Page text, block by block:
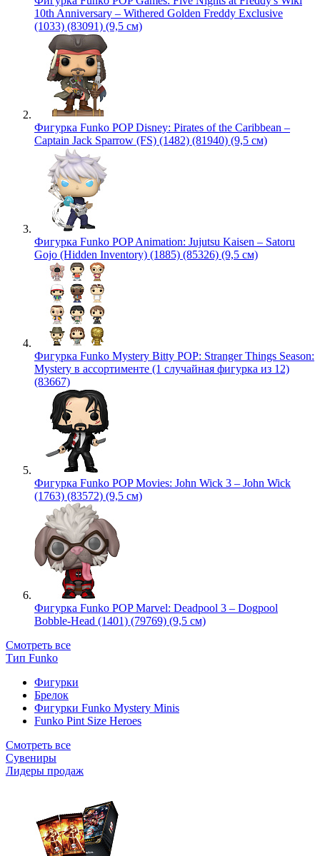
10th Anniversary – Withered Golden Freddy Exclusive
(1033) (83091) (9,5 см)
Фигурка Funko POP Disney: Pirates of the Caribbean –
Captain Jack Sparrow (FS) (1482) (81940) (9,5 см)
Фигурка Funko POP Animation: Jujutsu Kaisen – Satoru
Gojo (Hidden Inventory) (1885) (85326) (9,5 см)
Фигурка Funko Mystery Bitty POP: Stranger Things Season:
Mystery в ассортименте (1 случайная фигурка из 12)
(83667)
Фигурка Funko POP Movies: John Wick 3 – John Wick
(1763) (83572) (9,5 см)
Фигурка Funko POP Marvel: Deadpool 3 – Dogpool
Bobble-Head (1401) (79769) (9,5 см)
Смотреть все
Тип Funko
Фигурки
Брелок
Фигурки Funko Mystery Minis
Funko Pint Size Heroes
Смотреть все
Сувениры
Лидеры продаж